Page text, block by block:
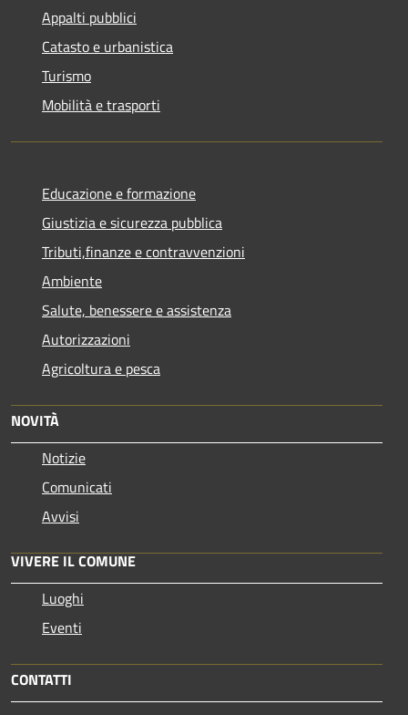
Appalti pubblici
Catasto e urbanistica
Turismo
Mobilità e trasporti
Educazione e formazione
Giustizia e sicurezza pubblica
Tributi,finanze e contravvenzioni
Ambiente
Salute, benessere e assistenza
Autorizzazioni
Agricoltura e pesca
NOVITÀ
Notizie
Comunicati
Avvisi
VIVERE IL COMUNE
Luoghi
Eventi
CONTATTI